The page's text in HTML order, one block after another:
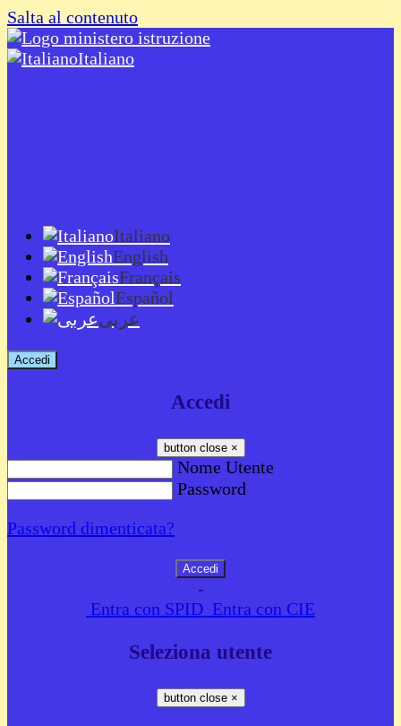
Salta al contenuto
Italiano
Italiano
English
Français
Español
عربى
Accedi
Accedi
button close ×
Nome Utente
Password
Password dimenticata?
-
Entra con SPID Entra con CIE
Seleziona utente
button close ×